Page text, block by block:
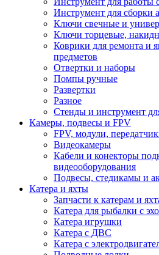
Инструмент для сборки
Ключи свечные и
Ключи торцевые,
Коврики для ремонта и
предметов
Отвертки и наборы
Помпы ручные
Развертки
Разное
Стенды и инструмент
Камеры, подвесы и FPV
FPV, модули,
Видеокамеры
Кабели и конекторы
видеооборудования
Подвесы, стедикамы и
Катера и яхты
Запчасти к катерам и
Катера для рыбалки с
Катера игрушки
Катера с ДВС
Катера с